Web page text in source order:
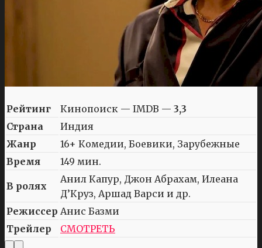
Рейтинг Кинопоиск — IMDB — 3,3
Страна
Индия
Жанр
16+ Комедии, Боевики, Зарубежные
Время
149 мин.
В ролях
Анил Капур, Джон Абрахам, Илеана
Д’Круз, Аршад Варси и др.
Режиссер Анис Базми
Трейлер
СМОТРЕТЬ